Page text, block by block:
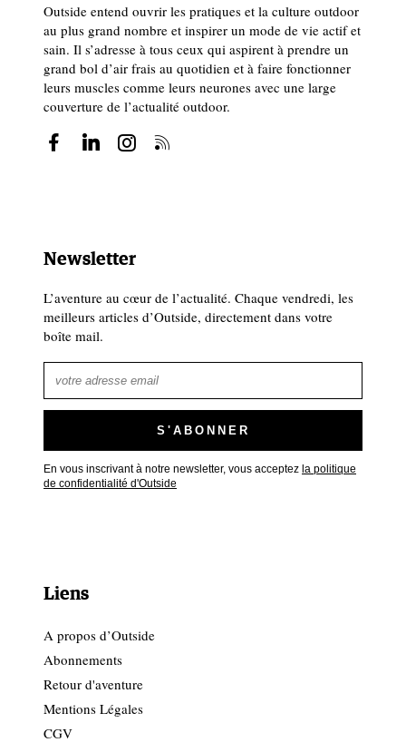
Outside entend ouvrir les pratiques et la culture outdoor
au plus grand nombre et inspirer un mode de vie actif et
sain. Il s’adresse à tous ceux qui aspirent à prendre un
grand bol d’air frais au quotidien et à faire fonctionner
leurs muscles comme leurs neurones avec une large
couverture de l’actualité outdoor.
Newsletter
L’aventure au cœur de l’actualité. Chaque vendredi, les
meilleurs articles d’Outside, directement dans votre
boîte mail.
En vous inscrivant à notre newsletter, vous acceptez la politique
de confidentialité d'Outside
Liens
A propos d’Outside
Abonnements
Retour d'aventure
Mentions Légales
CGV